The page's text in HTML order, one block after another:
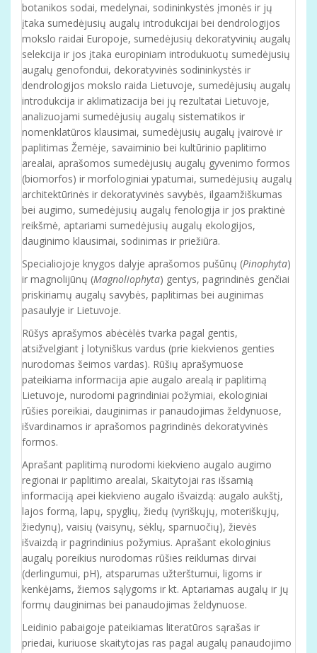
botanikos sodai, medelynai, sodininkystės įmonės ir jų
įtaka sumedėjusių augalų introdukcijai bei dendrologijos
mokslo raidai Europoje, sumedėjusių dekoratyvinių augalų
selekcija ir jos įtaka europiniam introdukuotų sumedėjusių
augalų genofondui, dekoratyvinės sodininkystės ir
dendrologijos mokslo raida Lietuvoje, sumedėjusių augalų
introdukcija ir aklimatizacija bei jų rezultatai Lietuvoje,
analizuojami sumedėjusių augalų sistematikos ir
nomenklatūros klausimai, sumedėjusių augalų įvairovė ir
paplitimas Žemėje, savaiminio bei kultūrinio paplitimo
arealai, aprašomos sumedėjusių augalų gyvenimo formos
(biomorfos) ir morfologiniai ypatumai, sumedėjusių augalų
architektūrinės ir dekoratyvinės savybės, ilgaamžiškumas
bei augimo, sumedėjusių augalų fenologija ir jos praktinė
reikšmė, aptariami sumedėjusių augalų ekologijos,
dauginimo klausimai, sodinimas ir priežiūra.
Specialiojoje knygos dalyje aprašomos pušūnų (Pinophyta)
ir magnolijūnų (Magnoliophyta) gentys, pagrindinės genčiai
priskiriamų augalų savybės, paplitimas bei auginimas
pasaulyje ir Lietuvoje.
Rūšys aprašymos abėcėlės tvarka pagal gentis,
atsižvelgiant į lotyniškus vardus (prie kiekvienos genties
nurodomas šeimos vardas). Rūšių aprašymuose
pateikiama informacija apie augalo arealą ir paplitimą
Lietuvoje, nurodomi pagrindiniai požymiai, ekologiniai
rūšies poreikiai, dauginimas ir panaudojimas želdynuose,
išvardinamos ir aprašomos pagrindinės dekoratyvinės
formos.
Aprašant paplitimą nurodomi kiekvieno augalo augimo
regionai ir paplitimo arealai, Skaitytojai ras išsamią
informaciją apei kiekvieno augalo išvaizdą: augalo aukštį,
lajos formą, lapų, spyglių, žiedų (vyriškųjų, moteriškųjų,
žiedynų), vaisių (vaisynų, sėklų, sparnuočių), žievės
išvaizdą ir pagrindinius požymius. Aprašant ekologinius
augalų poreikius nurodomas rūšies reiklumas dirvai
(derlingumui, pH), atsparumas užterštumui, ligoms ir
kenkėjams, žiemos sąlygoms ir kt. Aptariamas augalų ir jų
formų dauginimas bei panaudojimas želdynuose.
Leidinio pabaigoje pateikiamas literatūros sąrašas ir
priedai, kuriuose skaitytojas ras pagal augalų panaudojimo